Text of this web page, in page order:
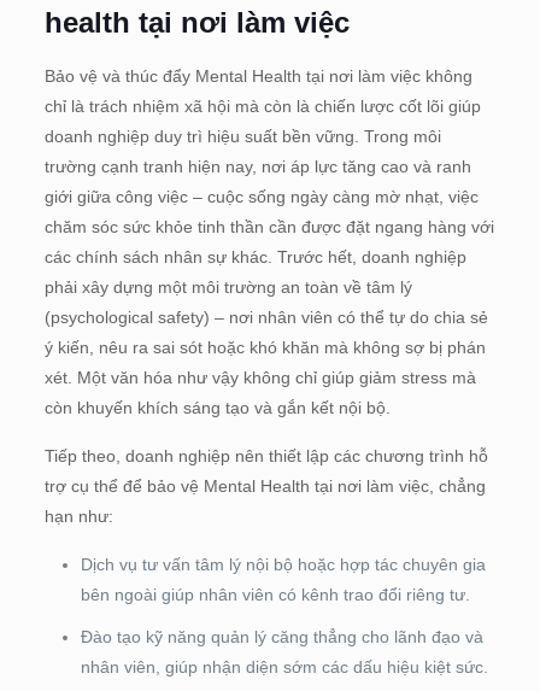
health tại nơi làm việc
Bảo vệ và thúc đẩy Mental Health tại nơi làm việc không
chỉ là trách nhiệm xã hội mà còn là chiến lược cốt lõi giúp
doanh nghiệp duy trì hiệu suất bền vững. Trong môi
trường cạnh tranh hiện nay, nơi áp lực tăng cao và ranh
giới giữa công việc – cuộc sống ngày càng mờ nhạt, việc
chăm sóc sức khỏe tinh thần cần được đặt ngang hàng với
các chính sách nhân sự khác. Trước hết, doanh nghiệp
phải xây dựng một môi trường an toàn về tâm lý
(psychological safety) – nơi nhân viên có thể tự do chia sẻ
ý kiến, nêu ra sai sót hoặc khó khăn mà không sợ bị phán
xét. Một văn hóa như vậy không chỉ giúp giảm stress mà
còn khuyến khích sáng tạo và gắn kết nội bộ.
Tiếp theo, doanh nghiệp nên thiết lập các chương trình hỗ
trợ cụ thể để bảo vệ Mental Health tại nơi làm việc, chẳng
hạn như:
Dịch vụ tư vấn tâm lý nội bộ hoặc hợp tác chuyên gia
bên ngoài giúp nhân viên có kênh trao đổi riêng tư.
Đào tạo kỹ năng quản lý căng thẳng cho lãnh đạo và
nhân viên, giúp nhận diện sớm các dấu hiệu kiệt sức.